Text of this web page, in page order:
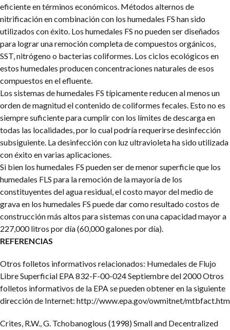
eficiente en términos económicos. Métodos alternos de
nitrificación en combinación con los humedales FS han sido
utilizados con éxito. Los humedales FS no pueden ser diseñados
para lograr una remoción completa de compuestos orgánicos,
SST, nitrógeno o bacterias coliformes. Los ciclos ecológicos en
estos humedales producen concentraciones naturales de esos
compuestos en el efluente.
Los sistemas de humedales FS típicamente reducen al menos un
orden de magnitud el contenido de coliformes fecales. Esto no es
siempre suficiente para cumplir con los límites de descarga en
todas las localidades, por lo cual podría requerirse desinfección
subsiguiente. La desinfección con luz ultravioleta ha sido utilizada
con éxito en varias aplicaciones.
Si bien los humedales FS pueden ser de menor superficie que los
humedales FLS para la remoción de la mayoría de los
constituyentes del agua residual, el costo mayor del medio de
grava en los humedales FS puede dar como resultado costos de
construcción más altos para sistemas con una capacidad mayor a
227,000 litros por día (60,000 galones por día).
REFERENCIAS
Otros folletos informativos relacionados: Humedales de Flujo
Libre Superficial EPA 832-F-00-024 Septiembre del 2000Otros
folletos informativos de la EPA se pueden obtener en la siguiente
dirección de Internet: http://www.epa.gov/owmitnet/mtbfact.htm
Crites, R.W., G. Tchobanoglous (1998) Small and Decentralized